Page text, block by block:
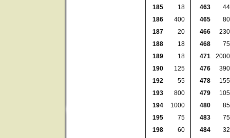
185
18
186
400
187
20
188
18
189
18
190
125
192
55
193
800
194
1000
195
75
198
60
463
44
465
80
466
230
468
75
471
2000
476
390
478
155
479
105
480
85
483
75
484
32